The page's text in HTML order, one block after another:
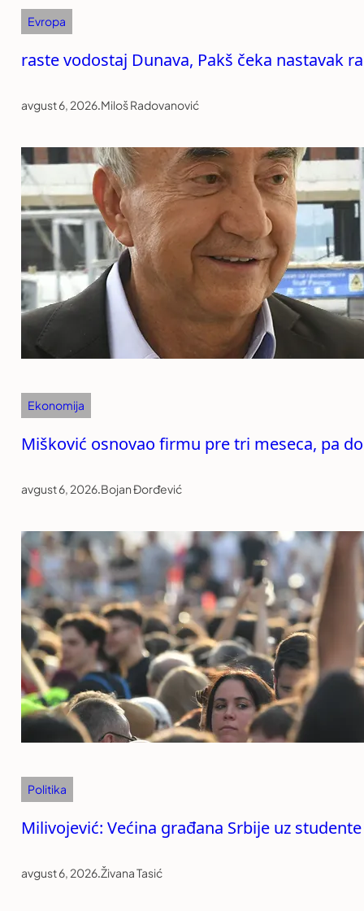
Evropa
raste vodostaj Dunava, Pakš čeka nastavak
avgust 6, 2026.Miloš Radovanović
Ekonomija
Mišković osnovao firmu pre tri meseca, pa
avgust 6, 2026.Bojan Đorđević
Politika
Milivojević: Većina građana Srbije uz studente
avgust 6, 2026.Živana Tasić